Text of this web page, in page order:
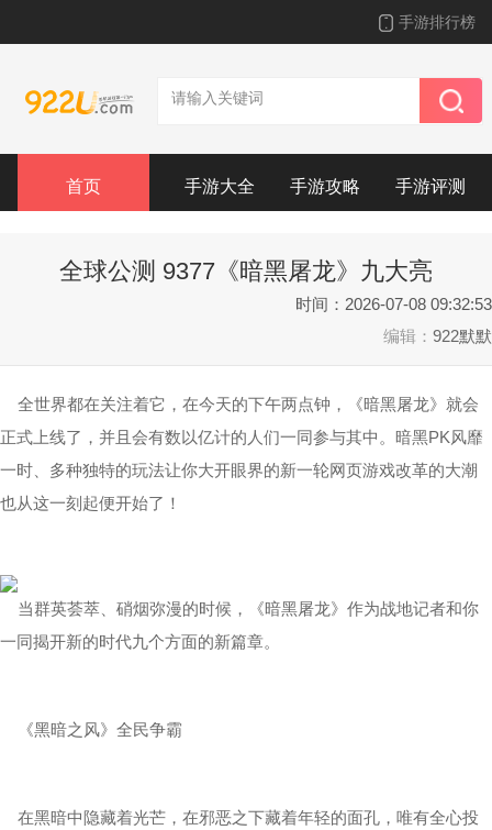
手游排行榜
首页 手游大全 手游攻略 手游评测
全球公测 9377《暗黑屠龙》九大亮
点开辟新纪元时间：2026-07-08 09:32:53
编辑： 922默默
全世界都在关注着它，在今天的下午两点钟，《暗黑屠龙》就会
正式上线了，并且会有数以亿计的人们一同参与其中。暗黑PK风靡
一时、多种独特的玩法让你大开眼界的新一轮网页游戏改革的大潮
也从这一刻起便开始了！
当群英荟萃、硝烟弥漫的时候，《暗黑屠龙》作为战地记者和你
一同揭开新的时代九个方面的新篇章。
《黑暗之风》全民争霸
在黑暗中隐藏着光芒，在邪恶之下藏着年轻的面孔，唯有全心投